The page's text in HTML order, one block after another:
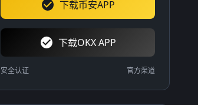
下载币安APP
下载OKX APP
安全认证 官方渠道